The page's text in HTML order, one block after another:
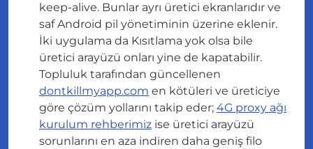
keep-alive. Bunlar ayrı üretici ekranlarıdır ve
saf Android pil yönetiminin üzerine eklenir.
İki uygulama da Kısıtlama yok olsa bile
üretici arayüzü onları yine de kapatabilir.
Topluluk tarafından güncellenen
dontkillmyapp.com en kötüleri ve üreticiye
göre çözüm yollarını takip eder; 4G proxy ağı
kurulum rehberimiz ise üretici arayüzü
sorunlarını en aza indiren daha geniş filo